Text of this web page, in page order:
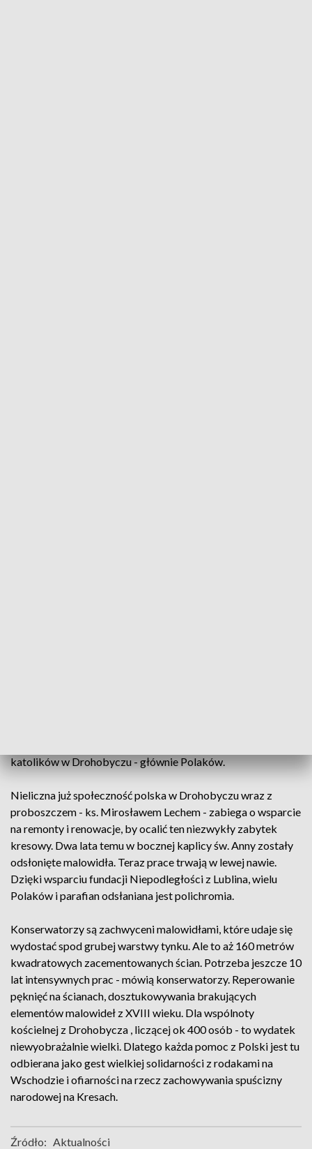
katolików w Drohobyczu - głównie Polaków.
Nieliczna już społeczność polska w Drohobyczu wraz z
proboszczem - ks. Mirosławem Lechem - zabiega o wsparcie
na remonty i renowacje, by ocalić ten niezwykły zabytek
kresowy. Dwa lata temu w bocznej kaplicy św. Anny zostały
odsłonięte malowidła. Teraz prace trwają w lewej nawie.
Dzięki wsparciu fundacji Niepodległości z Lublina, wielu
Polaków i parafian odsłaniana jest polichromia.
Konserwatorzy są zachwyceni malowidłami, które udaje się
wydostać spod grubej warstwy tynku. Ale to aż 160 metrów
kwadratowych zacementowanych ścian. Potrzeba jeszcze 10
lat intensywnych prac - mówią konserwatorzy. Reperowanie
pęknięć na ścianach, dosztukowywania brakujących
elementów malowideł z XVIII wieku. Dla wspólnoty
kościelnej z Drohobycza , liczącej ok 400 osób - to wydatek
niewyobrażalnie wielki. Dlatego każda pomoc z Polski jest tu
odbierana jako gest wielkiej solidarności z rodakami na
Wschodzie i ofiarności na rzecz zachowywania spuścizny
narodowej na Kresach.
Źródło: Aktualności